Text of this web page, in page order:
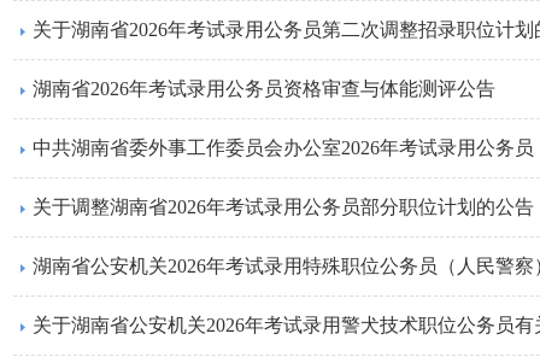
关于湖南省2026年考试录用公务员第二次调整招录职位计划
湖南省2026年考试录用公务员资格审查与体能测评公告
中共湖南省委外事工作委员会办公室2026年考试录用公务
关于调整湖南省2026年考试录用公务员部分职位计划的公告
湖南省公安机关2026年考试录用特殊职位公务员（人民警察
关于湖南省公安机关2026年考试录用警犬技术职位公务员